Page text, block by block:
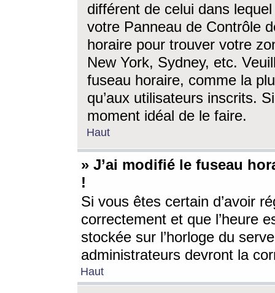
différent de celui dans
votre Panneau de Contrôle
horaire pour trouver votre
New York, Sydney, etc.
fuseau horaire, comme la
qu’aux utilisateurs inscrits.
moment idéal de le faire.
Haut
» J’ai modifié le fuseau
!
Si vous êtes certain d’avoir
correctement et que l’heure
stockée sur l’horloge du
administrateurs devront la
Haut